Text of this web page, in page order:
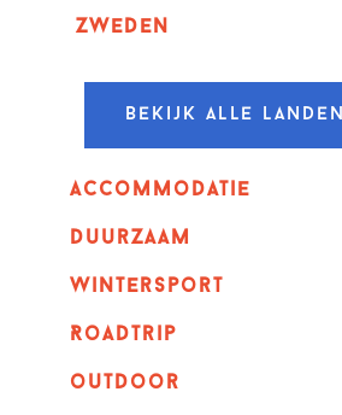
zweden
Bekijk alle landen
Accommodatie
Duurzaam
wintersport
Roadtrip
outdoor